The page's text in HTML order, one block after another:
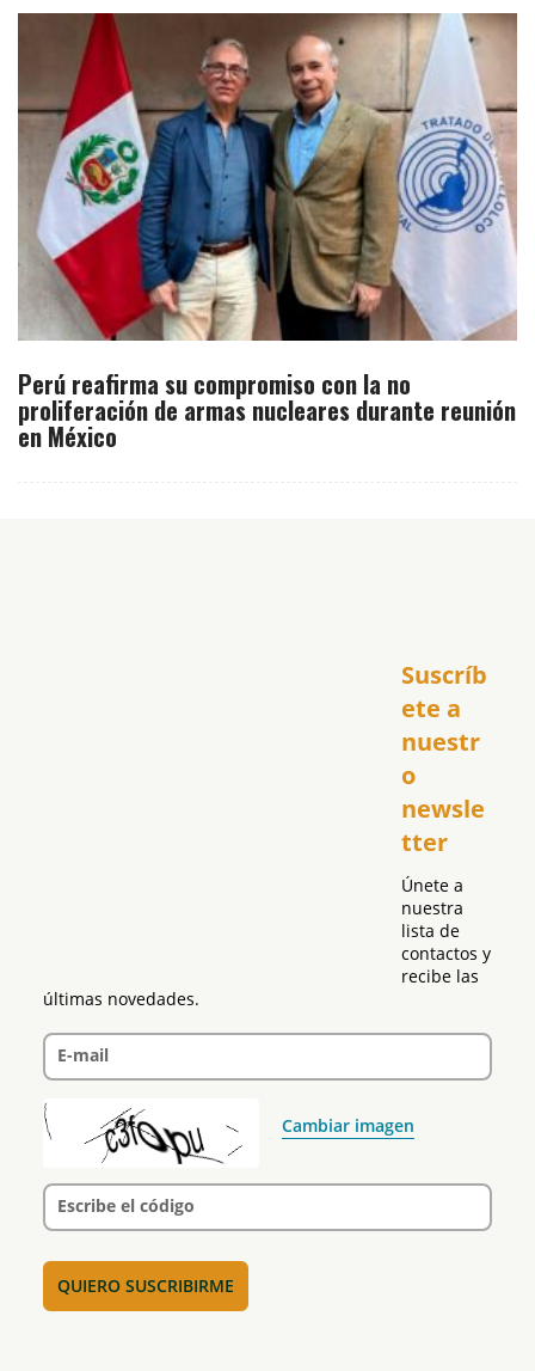
Perú reafirma su compromiso con la no
proliferación de armas nucleares durante reunión
en México
Suscríb
ete a
nuestr
o
newsle
tter
Únete a
nuestra
lista de
contactos y
recibe las
últimas novedades.
E-mail
Cambiar imagen
Escribe el código